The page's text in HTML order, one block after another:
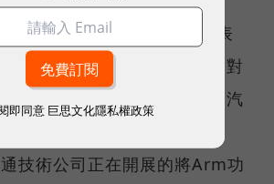
業務線副總裁Chet Babla表
級別功能安全性的解決方案對
駕駛員輔助系統和自動駕駛汽
的未來要求整個產業一同合
技術公司正在開展的將Arm功
即同意 巨思文化隱私權政策